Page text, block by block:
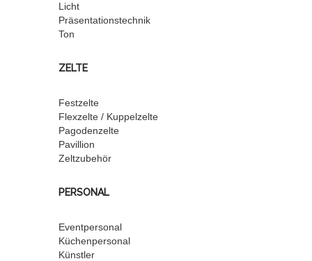
Licht
Präsentationstechnik
Ton
ZELTE
Festzelte
Flexzelte / Kuppelzelte
Pagodenzelte
Pavillion
Zeltzubehör
PERSONAL
Eventpersonal
Küchenpersonal
Künstler